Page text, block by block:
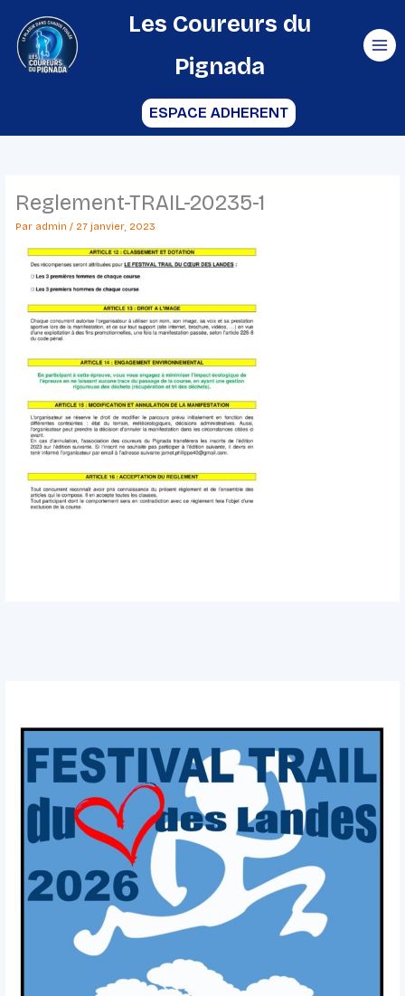
contenu
Les Coureurs du
Pignada
ESPACE ADHERENT
Reglement-TRAIL-20235-1
Par admin / 27 janvier, 2023